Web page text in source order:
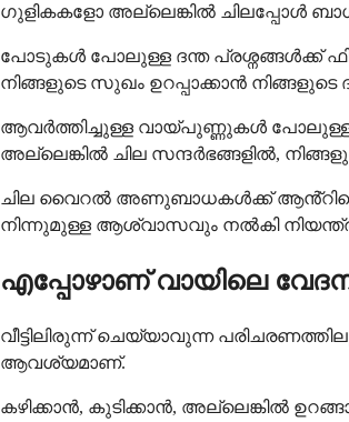
ഗുളികകളോ അല്ലെങ്കിൽ ചിലപ്പോൾ
പോടുകൾ പോലുള്ള ദന്ത പ്രശ്നങ്ങൾക്ക്
നിങ്ങളുടെ സുഖം ഉറപ്പാക്കാൻ
ആവർത്തിച്ചുള്ള വായ്പുണ്ണുകൾ പോലുള്ള,
അല്ലെങ്കിൽ ചില സന്ദർഭങ്ങളിൽ,
ചില വൈറൽ അണുബാധകൾക്ക്
നിന്നുമുള്ള ആശ്വാസവും നൽകി
എപ്പോഴാണ് വായിലെ
വീട്ടിലിരുന്ന് ചെയ്യാവുന്ന
ആവശ്യമാണ്.
കഴിക്കാൻ, കുടിക്കാൻ, അല്ലെങ്കിൽ